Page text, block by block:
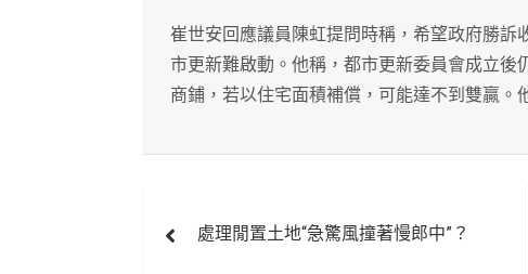
崔世安回應議員陳虹提問時稱，希望政府勝
市更新難啟動。他稱，都市更新委員會成立
商鋪，若以住宅面積補償，可能達不到雙贏。
章
處理閒置土地“急驚風撞著慢郎中”？